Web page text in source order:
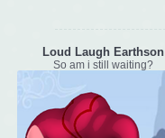
Loud Laugh Earthson
So am i still waiting?